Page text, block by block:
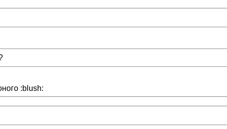
:blush: